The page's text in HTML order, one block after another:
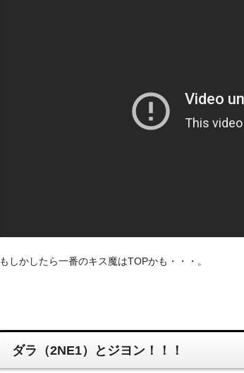
もしかしたら一番のキス魔はTOPかも・・・。
ダラ（2NE1）とジヨン！！！